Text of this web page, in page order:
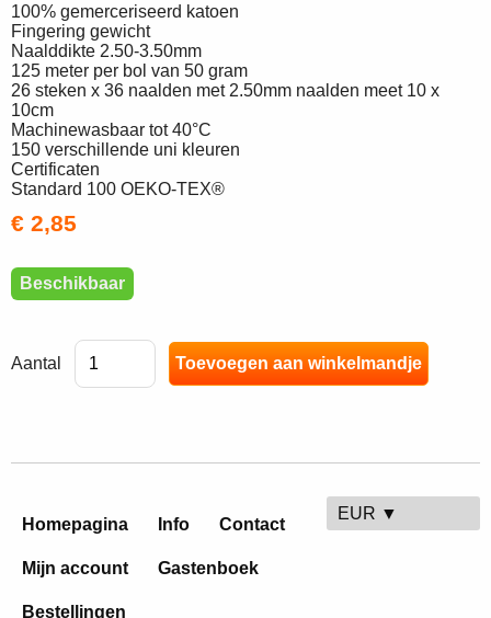
100% gemerceriseerd katoen
Fingering gewicht
Naalddikte 2.50-3.50mm
125 meter per bol van 50 gram
26 steken x 36 naalden met 2.50mm naalden meet 10 x
10cm
Machinewasbaar tot 40°C
150 verschillende uni kleuren
Certificaten
Standard 100 OEKO-TEX®
€ 2,85
Beschikbaar
Aantal
Homepagina Info Contact
Mijn account Gastenboek
Bestellingen
EUR ▼